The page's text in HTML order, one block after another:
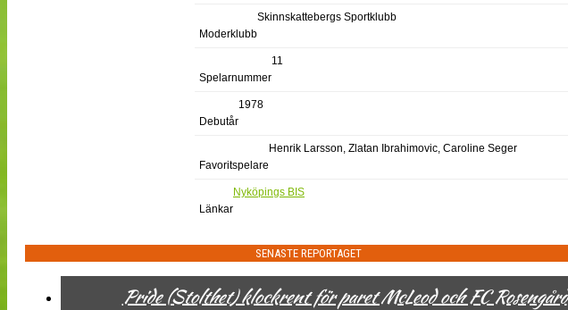
Moderklubb
Skinnskattebergs Sportklubb
Spelarnummer
11
Debutår
1978
Favoritspelare
Henrik Larsson, Zlatan Ibrahimovic, Caroline Seger
Länkar
Nyköpings BIS
SENASTE REPORTAGET
Pride (Stolthet) klockrent för paret McLeod och FC Rosengård